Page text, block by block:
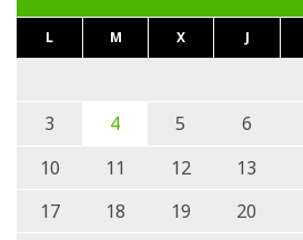
L M X J
3
4 5 6
10
11 12 13
17
18 19 20